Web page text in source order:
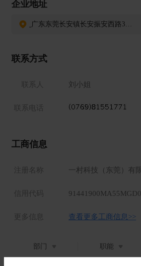
职业梦想
A 学习培训： 一带一学徒培训，不定时
C 各类激励： 年资奖、出勤奖、绩效奖
地址：广东省东莞市长安镇厦边社区振
钟至公司。
下车；
企业地址
广东东莞长安镇长安振安西路39号206室
联系方式
联系人 刘小姐
联系电话
工商信息
注册名称 一村科技（东莞）有
信用代码
更多信息 查看更多工商信息>>
部门 职能